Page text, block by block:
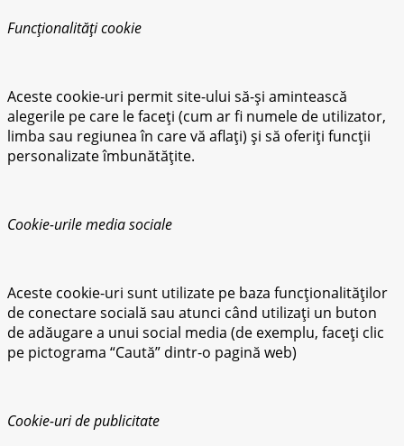
Funcționalități cookie
Aceste cookie-uri permit site-ului să-și amintească
alegerile pe care le faceți (cum ar fi numele de utilizator,
limba sau regiunea în care vă aflați) și să oferiți funcții
personalizate îmbunătățite.
Cookie-urile media sociale
Aceste cookie-uri sunt utilizate pe baza funcționalităților
de conectare socială sau atunci când utilizați un buton
de adăugare a unui social media (de exemplu, faceți clic
pe pictograma “Caută” dintr-o pagină web)
Cookie-uri de publicitate